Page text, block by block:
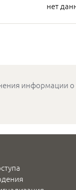
нет
информации